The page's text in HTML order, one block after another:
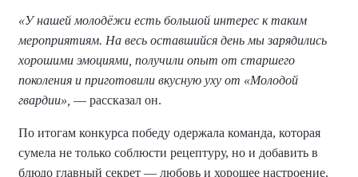
«У нашей молодёжи есть большой интерес к таким
мероприятиям. На весь оставшийся день мы зарядились
хорошими эмоциями, получили опыт от старшего
поколения и приготовили вкусную уху от «Молодой
гвардии», — рассказал он.
По итогам конкурса победу одержала команда, которая
сумела не только соблюсти рецептуру, но и добавить в
блюдо главный секрет — любовь и хорошее настроение.